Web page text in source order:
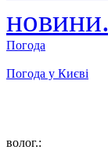
Погода
Погода у Києві
волог.: